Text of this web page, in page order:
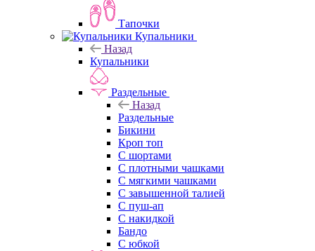
Тапочки
Купальники
Назад
Купальники
Раздельные
Назад
Раздельные
Бикини
Кроп топ
С шортами
С плотными чашками
С мягкими чашками
С завышенной талией
С пуш-ап
С накидкой
Бандо
С юбкой